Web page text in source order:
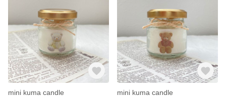
mini kuma candle
mini kuma candle